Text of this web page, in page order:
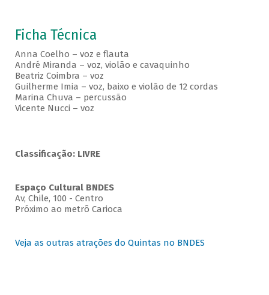
Ficha Técnica
Anna Coelho – voz e flauta
André Miranda – voz, violão e cavaquinho
Beatriz Coimbra – voz
Guilherme Imia – voz, baixo e violão de 12 cordas
Marina Chuva – percussão
Vicente Nucci – voz
Classificação: LIVRE
Espaço Cultural BNDES
Av, Chile, 100 - Centro
Próximo ao metrô Carioca
Veja as outras atrações do Quintas no BNDES